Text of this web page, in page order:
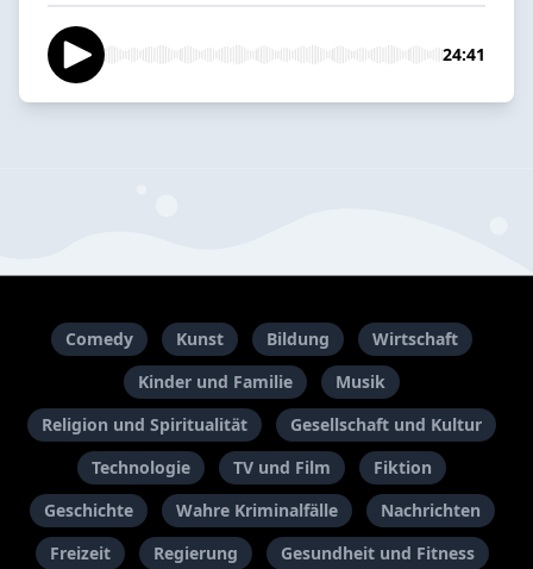
24:41
Comedy Kunst Bildung
Wirtschaft
Kinder und Familie
Musik
Religion und Spiritualität
Gesellschaft und Kultur
Technologie
TV und Film
Fiktion
Geschichte
Wahre Kriminalfälle
Nachrichten
Freizeit
Regierung Gesundheit und Fitness